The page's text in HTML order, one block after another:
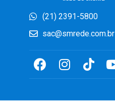
(21) 2391-5800
sac@smrede.com.br